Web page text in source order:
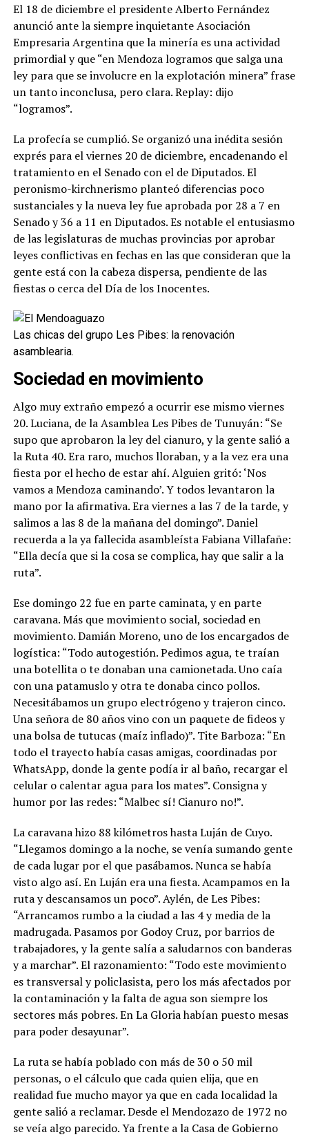
El 18 de diciembre el presidente Alberto Fernández
anunció ante la siempre inquietante Asociación
Empresaria Argentina que la minería es una actividad
primordial y que “en Mendoza logramos que salga una
ley para que se involucre en la explotación minera” frase
un tanto inconclusa, pero clara. Replay: dijo
“logramos”.
La profecía se cumplió. Se organizó una inédita sesión
exprés para el viernes 20 de diciembre, encadenando el
tratamiento en el Senado con el de Diputados. El
peronismo-kirchnerismo planteó diferencias poco
sustanciales y la nueva ley fue aprobada por 28 a 7 en
Senado y 36 a 11 en Diputados. Es notable el entusiasmo
de las legislaturas de muchas provincias por aprobar
leyes conflictivas en fechas en las que consideran que la
gente está con la cabeza dispersa, pendiente de las
fiestas o cerca del Día de los Inocentes.
Las chicas del grupo Les Pibes: la renovación
asamblearia.
Sociedad en movimiento
Algo muy extraño empezó a ocurrir ese mismo viernes
20. Luciana, de la Asamblea Les Pibes de Tunuyán: “Se
supo que aprobaron la ley del cianuro, y la gente salió a
la Ruta 40. Era raro, muchos lloraban, y a la vez era una
fiesta por el hecho de estar ahí. Alguien gritó: ‘Nos
vamos a Mendoza caminando’. Y todos levantaron la
mano por la afirmativa. Era viernes a las 7 de la tarde, y
salimos a las 8 de la mañana del domingo”. Daniel
recuerda a la ya fallecida asambleísta Fabiana Villafañe:
“Ella decía que si la cosa se complica, hay que salir a la
ruta”.
Ese domingo 22 fue en parte caminata, y en parte
caravana. Más que movimiento social, sociedad en
movimiento. Damián Moreno, uno de los encargados de
logística: “Todo autogestión. Pedimos agua, te traían
una botellita o te donaban una camionetada. Uno caía
con una patamuslo y otra te donaba cinco pollos.
Necesitábamos un grupo electrógeno y trajeron cinco.
Una señora de 80 años vino con un paquete de fideos y
una bolsa de tutucas (maíz inflado)”. Tite Barboza: “En
todo el trayecto había casas amigas, coordinadas por
WhatsApp, donde la gente podía ir al baño, recargar el
celular o calentar agua para los mates”. Consigna y
humor por las redes: “Malbec sí! Cianuro no!”.
La caravana hizo 88 kilómetros hasta Luján de Cuyo.
“Llegamos domingo a la noche, se venía sumando gente
de cada lugar por el que pasábamos. Nunca se había
visto algo así. En Luján era una fiesta. Acampamos en la
ruta y descansamos un poco”. Aylén, de Les Pibes:
“Arrancamos rumbo a la ciudad a las 4 y media de la
madrugada. Pasamos por Godoy Cruz, por barrios de
trabajadores, y la gente salía a saludarnos con banderas
y a marchar”. El razonamiento: “Todo este movimiento
es transversal y policlasista, pero los más afectados por
la contaminación y la falta de agua son siempre los
sectores más pobres. En La Gloria habían puesto mesas
para poder desayunar”.
La ruta se había poblado con más de 30 o 50 mil
personas, o el cálculo que cada quien elija, que en
realidad fue mucho mayor ya que en cada localidad la
gente salió a reclamar. Desde el Mendozazo de 1972 no
se veía algo parecido. Ya frente a la Casa de Gobierno